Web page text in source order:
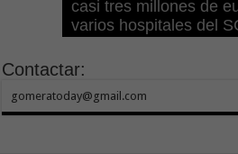
casi tres millones de
varios hospitales del
Transparencia de
cuarto año consecutivo
sector por valor de
aumentar las cuantías
Ashotel su adhesión a
Refugios Climáticos de
régimen de alquiler
Tenerife
con el impulso de la
clínica
Contactar:
gomeratoday@gmail.com